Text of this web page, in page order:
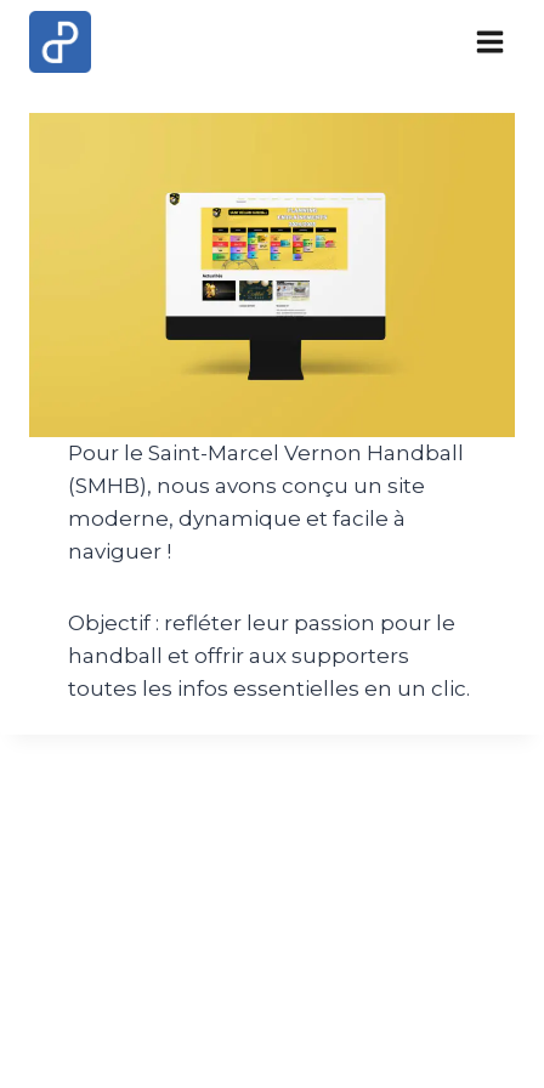
Skip
content
Pour le Saint-Marcel Vernon Handball
(SMHB), nous avons conçu un site
moderne, dynamique et facile à
naviguer !
Objectif : refléter leur passion pour le
handball et offrir aux supporters
toutes les infos essentielles en un clic.